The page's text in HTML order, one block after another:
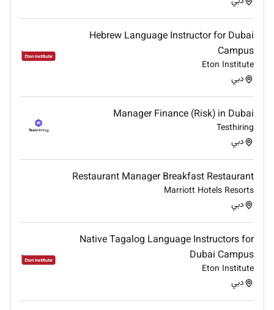
Hebrew Language Instructor for Dubai
Campus
Eton Institute
دبي
Manager Finance (Risk) in Dubai
Testhiring
دبي
Restaurant Manager Breakfast Restaurant
Marriott Hotels Resorts
دبي
Native Tagalog Language Instructors for
Dubai Campus
Eton Institute
دبي